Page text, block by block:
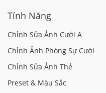
Tính Năng
Chỉnh Sửa Ảnh Cưới A
Chỉnh Ảnh Phóng Sự Cưới
Chỉnh Sửa Ảnh Thẻ
Preset & Màu Sắc